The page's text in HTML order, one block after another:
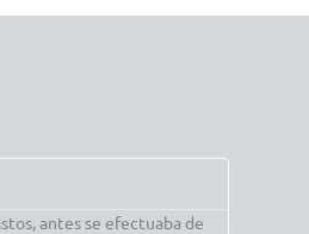
antes se efectuaba de